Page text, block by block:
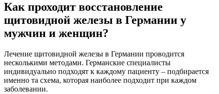
Как проходит восстановление
щитовидной железы в Германии у
мужчин и женщин?
Лечение щитовидной железы в Германии проводится
несколькими методами. Германские специалисты
индивидуально подходят к каждому пациенту – подбирается
именно та схема, которая наиболее подходит при каждом
заболевании.